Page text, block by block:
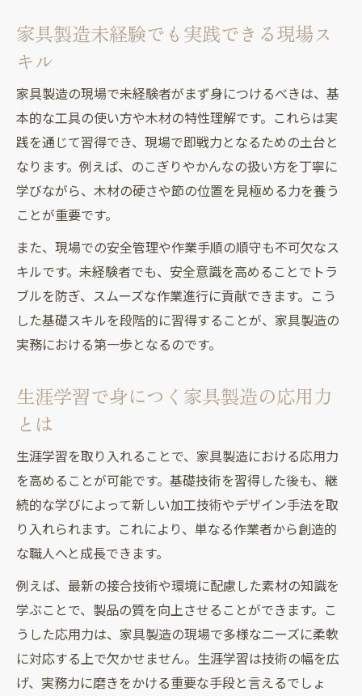
家具製造未経験でも実践できる現場ス
キル
家具製造の現場で未経験者がまず身につけるべきは、基
本的な工具の使い方や木材の特性理解です。これらは実
践を通じて習得でき、現場で即戦力となるための土台と
なります。例えば、のこぎりやかんなの扱い方を丁寧に
学びながら、木材の硬さや節の位置を見極める力を養う
ことが重要です。
また、現場での安全管理や作業手順の順守も不可欠なス
キルです。未経験者でも、安全意識を高めることでトラ
ブルを防ぎ、スムーズな作業進行に貢献できます。こう
した基礎スキルを段階的に習得することが、家具製造の
実務における第一歩となるのです。
生涯学習で身につく家具製造の応用力
とは
生涯学習を取り入れることで、家具製造における応用力
を高めることが可能です。基礎技術を習得した後も、継
続的な学びによって新しい加工技術やデザイン手法を取
り入れられます。これにより、単なる作業者から創造的
な職人へと成長できます。
例えば、最新の接合技術や環境に配慮した素材の知識を
学ぶことで、製品の質を向上させることができます。こ
うした応用力は、家具製造の現場で多様なニーズに柔軟
に対応する上で欠かせません。生涯学習は技術の幅を広
げ、実務力に磨きをかける重要な手段と言えるでしょ